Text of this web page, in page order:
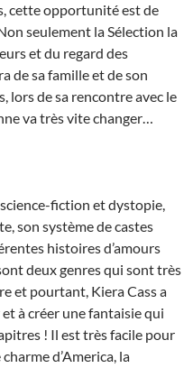
cette opportunité est de
seulement la Sélection la
et du regard des
de sa famille et de son
lors de sa rencontre avec le
va très vite changer…
fiction et dystopie,
son système de castes
histoires d’amours
deux genres qui sont très
et pourtant, Kiera Cass a
à créer une fantaisie qui
! Il est très facile pour
d’America, la